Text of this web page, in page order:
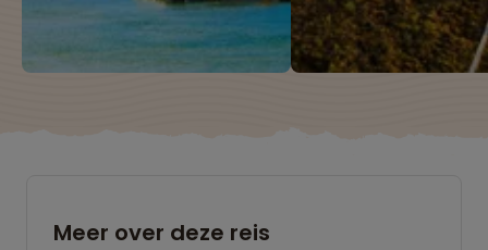
Meer over deze reis